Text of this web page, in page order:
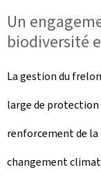
Un
biodiversité
La gestion du
large de protection
renforcement de la
changement